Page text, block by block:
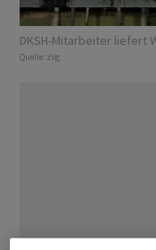
DKSH-Mitarbeiter liefert
Quelle: zVg